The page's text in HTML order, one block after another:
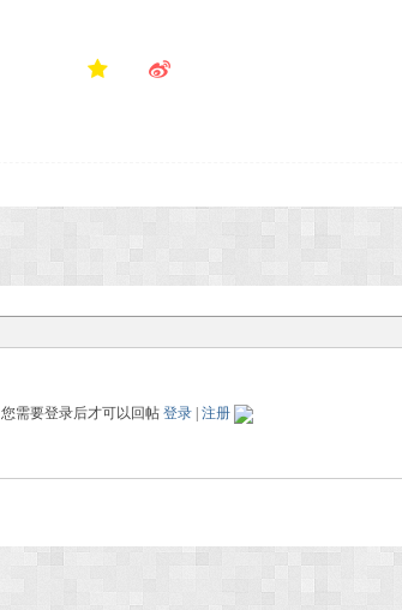
您需要登录后才可以回帖 登录 注册